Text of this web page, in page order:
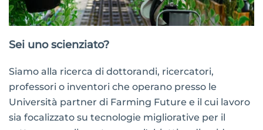
Sei uno scienziato?
Siamo alla ricerca di dottorandi, ricercatori,
professori o inventori che operano presso le
Università partner di Farming Future e il cui lavoro
sia focalizzato su tecnologie migliorative per il